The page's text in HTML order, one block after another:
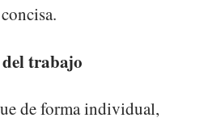
del trabajo
de forma individual,